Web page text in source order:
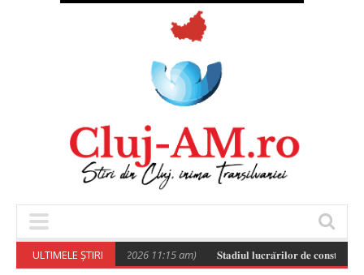
ULTIMELE ȘTIRI
Poza zilei (August 6, 2026 11:15 am) 𝐒𝐭𝐚𝐝𝐢𝐮𝐥 𝐥𝐮𝐜𝐫𝐚̆𝐫𝐢𝐥𝐨𝐫 𝐝𝐞 𝐜𝐨𝐧𝐬𝐭𝐫𝐮𝐢𝐫𝐞 𝐚